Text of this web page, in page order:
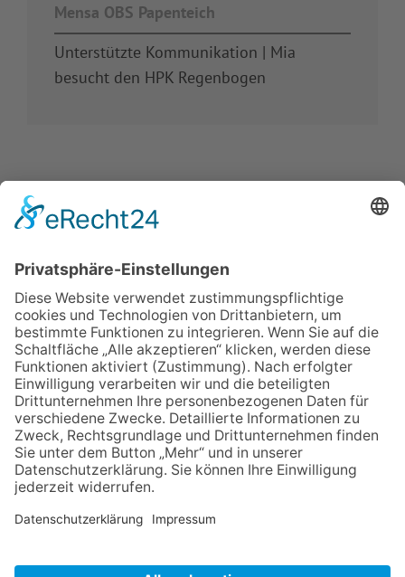
Mensa OBS Papenteich
Unterstützte Kommunikation | Mia
besucht den HPK Regenbogen
IMPRESSUM
VERBRAUCHERSTREITBEILEGUNGSGESETZ
HINWEISGEBERSCHUTZGESETZ LINKS/PARTNER
KONTAKT VORLESE-FUNKTION: READSPEAKER
GOOD NEWS | ELTERNBRIEFE
DATENSCHUTZ GGMBH DATENSCHUTZ E.V.
DATENVERARBEITUNG TAA | AFE